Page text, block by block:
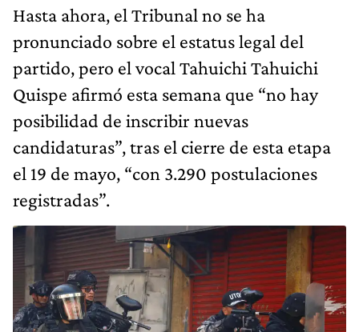
Hasta ahora, el Tribunal no se ha
pronunciado sobre el estatus legal del
partido, pero el vocal Tahuichi Tahuichi
Quispe afirmó esta semana que “no hay
posibilidad de inscribir nuevas
candidaturas”, tras el cierre de esta etapa
el 19 de mayo, “con 3.290 postulaciones
registradas”.